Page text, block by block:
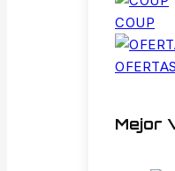
COUP
OFERTAS
Mejor